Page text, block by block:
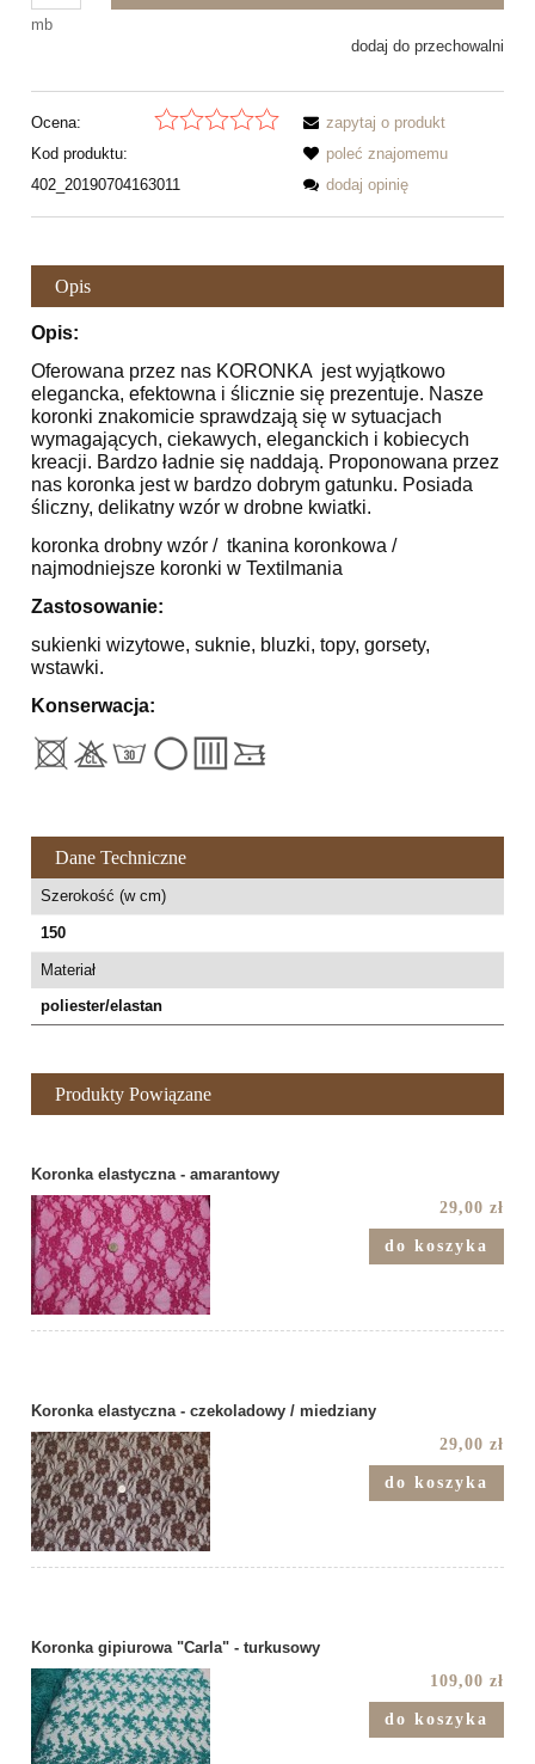
mb
dodaj do przechowalni
Ocena:
Kod produktu:
402_20190704163011
zapytaj o produkt
poleć znajomemu
dodaj opinię
Opis
Opis:
Oferowana przez nas KORONKA jest wyjątkowo
elegancka, efektowna i ślicznie się prezentuje. Nasze
koronki znakomicie sprawdzają się w sytuacjach
wymagających, ciekawych, eleganckich i kobiecych
kreacji. Bardzo ładnie się naddają. Proponowana przez
nas koronka jest w bardzo dobrym gatunku. Posiada
śliczny, delikatny wzór w drobne kwiatki.
koronka drobny wzór / tkanina koronkowa /
najmodniejsze koronki w Textilmania
Zastosowanie:
sukienki wizytowe, suknie, bluzki, topy, gorsety,
wstawki.
Konserwacja:
Dane Techniczne
Szerokość (w cm)
150
Materiał
poliester/elastan
Produkty Powiązane
Koronka elastyczna - amarantowy
29,00 zł
do koszyka
Koronka elastyczna - czekoladowy / miedziany
29,00 zł
do koszyka
Koronka gipiurowa "Carla" - turkusowy
109,00 zł
do koszyka